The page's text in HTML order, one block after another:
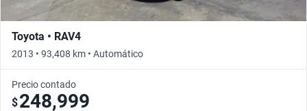
Toyota • RAV4
2013 • 93,408 km • Automático
Precio contado
$248,999